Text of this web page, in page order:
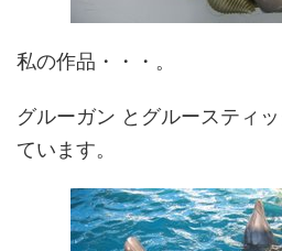
私の作品・・・。
グルーガン とグルースティ
ています。